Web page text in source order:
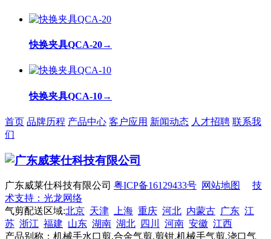
快换夹具QCA-20→
快换夹具QCA-10→
首页 品牌历程 产品中心 客户应用 新闻动态 人才招聘 联系我
们
广东威莱仕科技有限公司 粤ICP备16129433号 网站地图
技
术支持：光龙网络
气剪配送区域:北京 天津 上海 重庆 河北 内蒙古 广东 江
苏 浙江 福建 山东 湖南 湖北 四川 河南 安徽 江西
产品别称：机械手水口剪,合金气剪,剪钳,机械手气剪,浇口气